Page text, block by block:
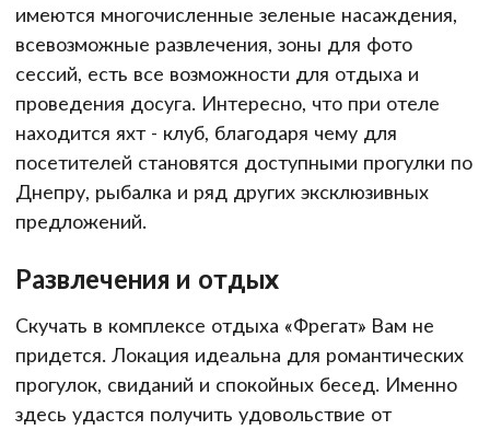
имеются многочисленные зеленые насаждения,
всевозможные развлечения, зоны для фото
сессий, есть все возможности для отдыха и
проведения досуга. Интересно, что при отеле
находится яхт - клуб, благодаря чему для
посетителей становятся доступными прогулки по
Днепру, рыбалка и ряд других эксклюзивных
предложений.
Развлечения и отдых
Скучать в комплексе отдыха «Фрегат» Вам не
придется. Локация идеальна для романтических
прогулок, свиданий и спокойных бесед. Именно
здесь удастся получить удовольствие от